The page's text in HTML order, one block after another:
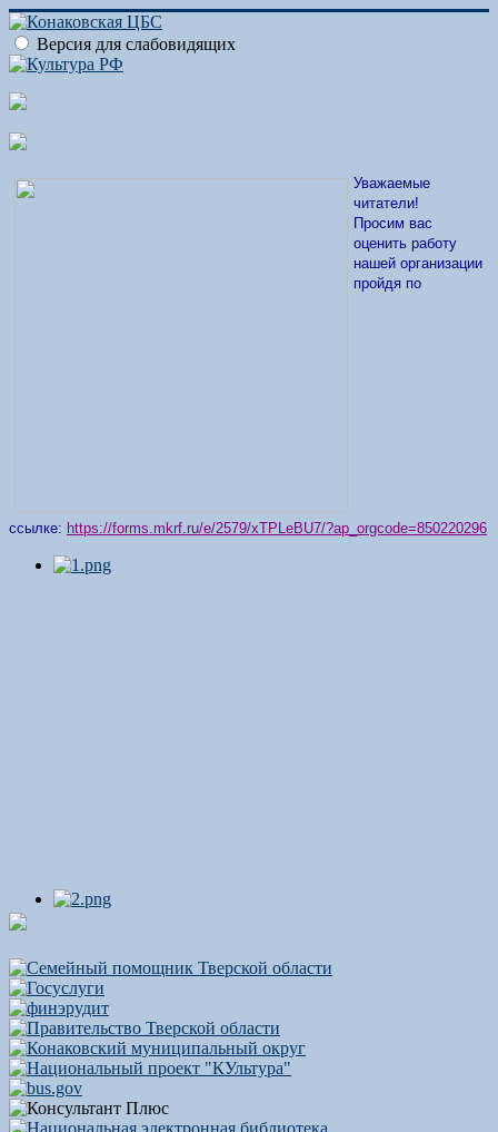
Версия для слабовидящих
Уважаемые
читатели!
Просим вас
оценить работу
нашей организации
пройдя по
ссылке: https://forms.mkrf.ru/e/2579/xTPLeBU7/?ap_orgcode=850220296